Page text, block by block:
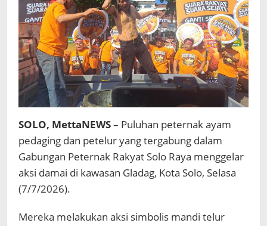
Bunderan
Gladag
SOLO, MettaNEWS– Puluhan peternak ayam
pedaging dan petelur yang tergabung dalam
Gabungan Peternak Rakyat Solo Raya menggelar
aksi damai di kawasan Gladag, Kota Solo, Selasa
(7/7/2026).
Mereka melakukan aksi simbolis mandi telur